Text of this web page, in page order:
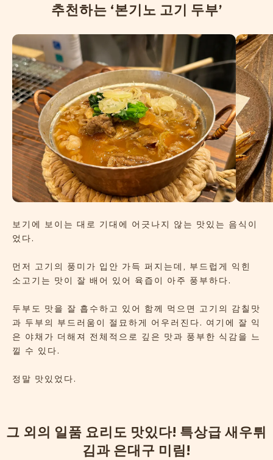
추천하는 ‘본기노 고기 두부’
보기에 보이는 대로 기대에 어긋나지 않는 맛있는 음식이
었다.
먼저 고기의 풍미가 입안 가득 퍼지는데, 부드럽게 익힌
소고기는 맛이 잘 배어 있어 육즙이 아주 풍부하다.
두부도 맛을 잘 흡수하고 있어 함께 먹으면 고기의 감칠맛
과 두부의 부드러움이 절묘하게 어우러진다. 여기에 잘 익
은 야채가 더해져 전체적으로 깊은 맛과 풍부한 식감을 느
낄 수 있다.
정말 맛있었다.
그 외의 일품 요리도 맛있다! 특상급 새우튀
김과 은대구 미림!